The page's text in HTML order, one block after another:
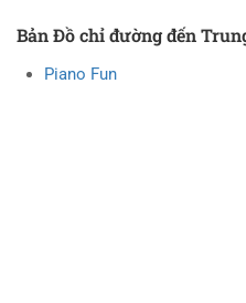
Bản Đồ chỉ đường đến
Piano Fun